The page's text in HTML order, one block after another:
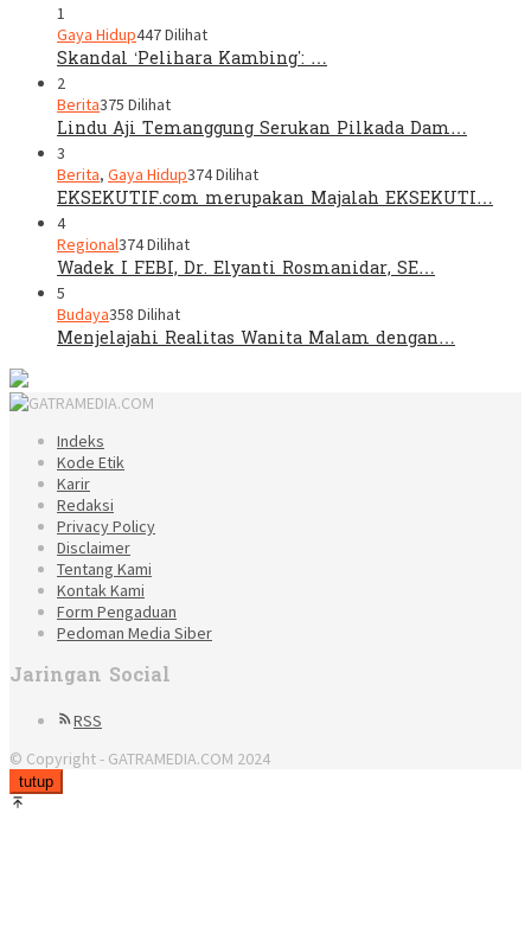
1
Gaya Hidup447 Dilihat
Skandal ‘Pelihara Kambing’: …
2
Berita375 Dilihat
Lindu Aji Temanggung Serukan Pilkada Dam…
3
Berita, Gaya Hidup374 Dilihat
EKSEKUTIF.com merupakan Majalah EKSEKUTI…
4
Regional374 Dilihat
Wadek I FEBI, Dr. Elyanti Rosmanidar, SE…
5
Budaya358 Dilihat
Menjelajahi Realitas Wanita Malam dengan…
Indeks
Kode Etik
Karir
Redaksi
Privacy Policy
Disclaimer
Tentang Kami
Kontak Kami
Form Pengaduan
Pedoman Media Siber
Jaringan Social
RSS
© Copyright - GATRAMEDIA.COM 2024
tutup